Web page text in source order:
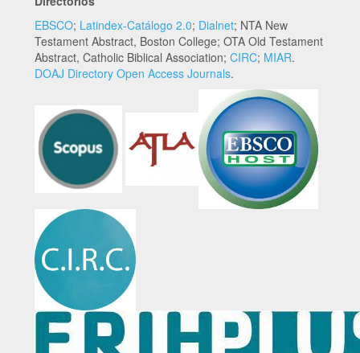
EBSCO; Latindex-Catálogo 2.0; Dialnet; NTA New
Testament Abstract, Boston College; OTA Old Testament
Abstract, Catholic Biblical Association; CIRC; MIAR.
DOAJ Directory Open Access Journals.